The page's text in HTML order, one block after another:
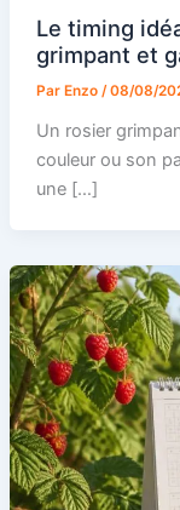
Le timing
grimpant et
Par Enzo /08/08/
Un rosier
couleur ou son
une […]